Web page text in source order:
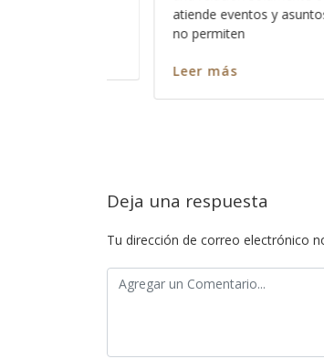
distorsionada y
Aunque
Leer más
Deja una respuesta
Tu dirección de correo electrónico